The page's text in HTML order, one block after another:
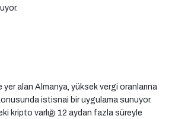
alan Almanya, yüksek vergi oranlarına
istisnai bir uygulama sunuyor.
kripto varlığı 12 aydan fazla süreyle